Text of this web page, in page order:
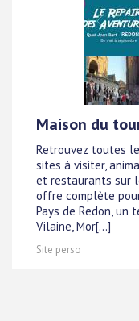
Maison du
Retrouvez toutes
sites à visiter,
et restaurants sur
offre complète
Pays de Redon,
Vilaine, Mor[...]
Site perso